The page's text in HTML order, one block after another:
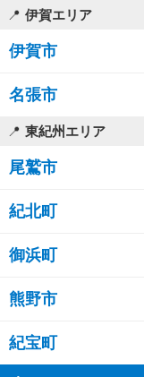
伊賀エリア
伊賀市
名張市
東紀州エリア
尾鷲市
紀北町
御浜町
熊野市
紀宝町